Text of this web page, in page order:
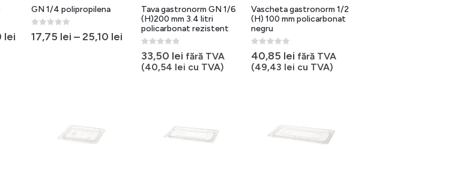
lei
GN 1/4 polipropilena
0 out of 5
17,75 lei –25,10 lei
Tava gastronorm GN 1/6
(H)200 mm 3.4 litri
policarbonat rezistent
0out of 5
33,50 lei fără TVA
(40,54 lei cu TVA)
Vascheta gastronorm 1/2
(H) 100 mm policarbonat
negru
0out of 5
40,85 lei fără TVA
(49,43 lei cu TVA)